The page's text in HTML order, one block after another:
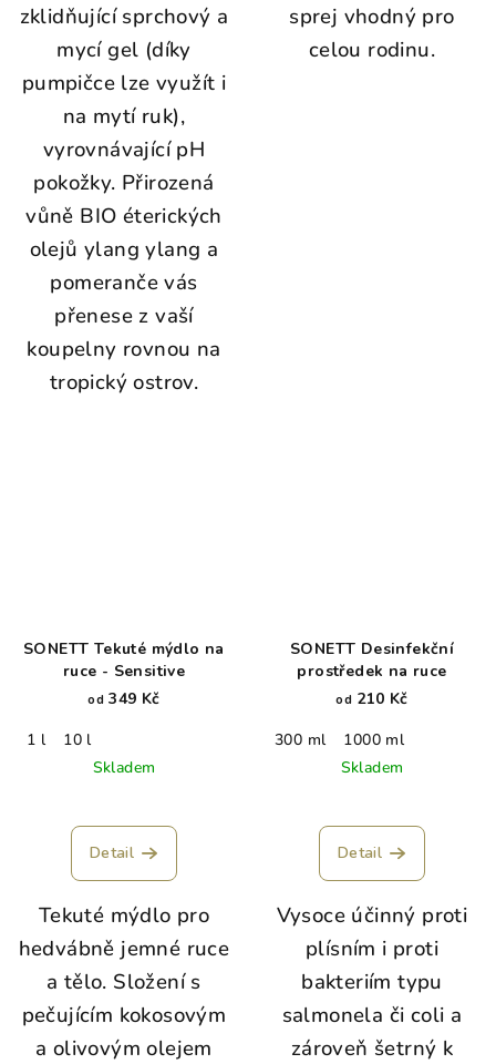
zklidňující sprchový a
mycí gel (díky
pumpičce lze využít i
na mytí ruk),
vyrovnávající pH
pokožky. Přirozená
vůně BIO éterických
olejů ylang ylang a
pomeranče vás
přenese z vaší
koupelny rovnou na
tropický ostrov.
sprej vhodný pro
celou rodinu.
SONETT Tekuté mýdlo na
ruce - Sensitive
od 349 Kč
1 l
10 l
Skladem
hodnocení
produktu
z
5
hvězdiček.
Detail
Tekuté mýdlo pro
hedvábně jemné ruce
a tělo. Složení s
pečujícím kokosovým
a olivovým olejem
SONETT Desinfekční
prostředek na ruce
od 210 Kč
300 ml
1000 ml
Skladem
Detail
Vysoce účinný proti
plísním i proti
bakteriím typu
salmonela či coli a
zároveň šetrný k